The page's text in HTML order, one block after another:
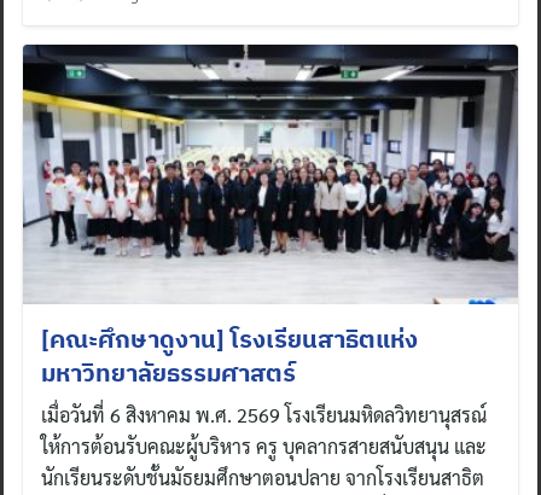
[คณะศึกษาดูงาน] โรงเรียนสาธิตแห่ง
มหาวิทยาลัยธรรมศาสตร์
เมื่อวันที่ 6 สิงหาคม พ.ศ. 2569 โรงเรียนมหิดลวิทยานุสรณ์
ให้การต้อนรับคณะผู้บริหาร ครู บุคลากรสายสนับสนุน และ
นักเรียนระดับชั้นมัธยมศึกษาตอนปลาย จากโรงเรียนสาธิต